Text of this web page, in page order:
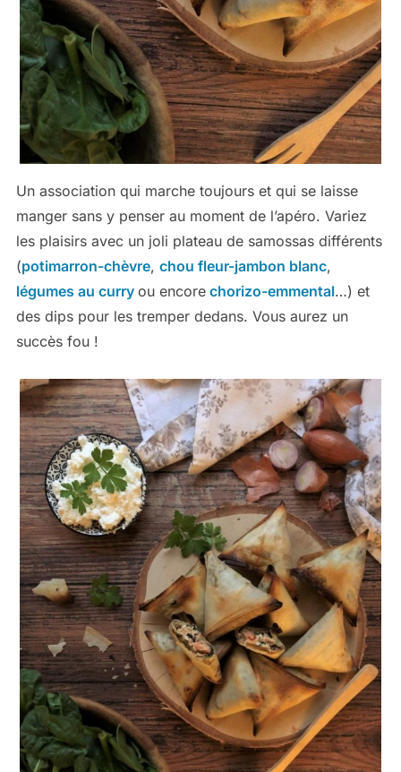
Un association qui marche toujours et qui se laisse
manger sans y penser au moment de l’apéro. Variez
les plaisirs avec un joli plateau de samossas différents
(potimarron-chèvre, chou fleur-jambon blanc,
légumes au curry ou encorechorizo-emmental…) et
des dips pour les tremper dedans. Vous aurez un
succès fou !